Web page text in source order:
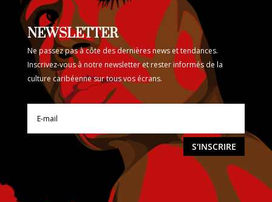
NEWSLETTER
Ne passez pas à côte des dernières news et tendances.
Inscrivez-vous à notre newsletter et rester informés de la
culture caribéenne sur tous vos écrans.
S'INSCRIRE